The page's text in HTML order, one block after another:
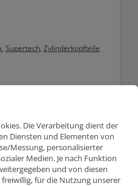
, Supertech, Zylinderkopfteile
Supertech Ventilfedersatz
Die Verarbeitung dient der
Diensten und Elementen von
Messung, personalisierter
Medien. Je nach Funktion
und von diesen
für die Nutzung unserer